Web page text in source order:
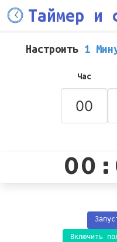
Таймер и
Настроить 1
Час
Включить